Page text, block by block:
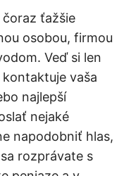
ťažšie
osobou, firmou
Veď si len
vaša
najlepší
nejaké
napodobniť hlas,
rozprávate s